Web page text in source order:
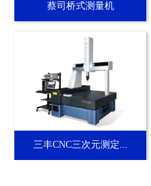
蔡司桥式测量机
三丰CNC三次元测定...